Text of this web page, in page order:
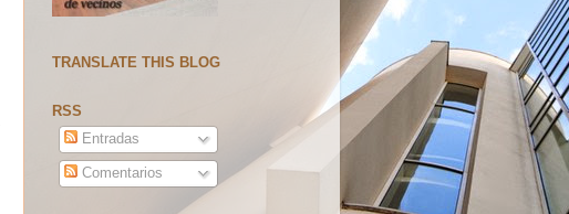
TRANSLATE THIS BLOG
RSS
Entradas
Comentarios